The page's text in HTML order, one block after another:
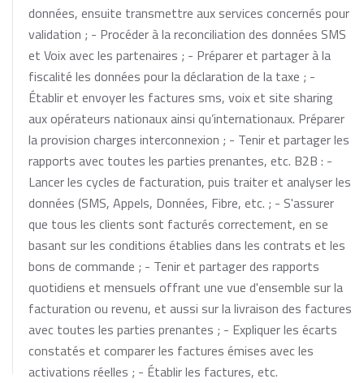
données, ensuite transmettre aux services concernés pour
validation ; - Procéder à la reconciliation des données SMS
et Voix avec les partenaires ; - Préparer et partager à la
fiscalité les données pour la déclaration de la taxe ; -
Établir et envoyer les factures sms, voix et site sharing
aux opérateurs nationaux ainsi qu’internationaux. Préparer
la provision charges interconnexion ; - Tenir et partager les
rapports avec toutes les parties prenantes, etc. B2B : -
Lancer les cycles de facturation, puis traiter et analyser les
données (SMS, Appels, Données, Fibre, etc. ; - S'assurer
que tous les clients sont facturés correctement, en se
basant sur les conditions établies dans les contrats et les
bons de commande ; - Tenir et partager des rapports
quotidiens et mensuels offrant une vue d'ensemble sur la
facturation ou revenu, et aussi sur la livraison des factures
avec toutes les parties prenantes ; - Expliquer les écarts
constatés et comparer les factures émises avec les
activations réelles ; - Établir les factures, etc.